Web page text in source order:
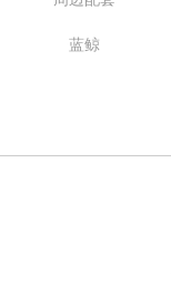
蓝鲸